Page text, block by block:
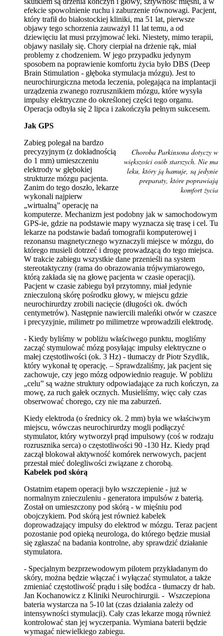
efekcie spowolnienie ruchu i zaburzenie równowagi. Pacjent,
który trafił do białostockiej kliniki, ma 51 lat, pierwsze
objawy tego schorzenia zauważył 11 lat temu, a od
dziewięciu lat musi przyjmować leki. Niestety, mimo terapii,
objawy nasilały się. Chory cierpiał na drżenie rąk, miał
problemy z chodzeniem. W jego przypadku jedynym
sposobem na poprawienie komfortu życia było DBS (Deep
Brain Stimulation - głęboka stymulacja mózgu). Jest to
neurochirurgiczna metoda leczenia, polegająca na implantacji
urządzenia zwanego rozrusznikiem mózgu, które wysyła
impulsy elektryczne do określonej części tego organu.
Operacja odbyła się 2 lipca i zakończyła pełnym sukcesem.
Jak GPS
Choroba Parkinsona dotyczy w
większości osób starszych. Nie ma
leku, który ją hamuje, są jedynie
preparaty, które poprawiają
komfort życia
Zabieg polegał na bardzo
precyzyjnym (z dokładnością
do 1 mm) umieszczeniu
elektrody w głębokiej
strukturze mózgu pacjenta.
Zanim do tego doszło, lekarze
wykonali najpierw
„wirtualną” operację na
komputerze. Mechanizm jest podobny jak w samochodowym
GPS-ie, gdzie na podstawie mapy wyznacza się trasę i cel. Tu
lekarze na podstawie badań tomografii komputerowej i
rezonansu magnetycznego wyznaczyli miejsce w mózgu, do
którego musieli dotrzeć i drogę prowadzącą do tego miejsca.
W trakcie zabiegu wszystkie dane przenieśli na system
stereotaktyczny (rama do obrazowania trójwymiarowego,
którą zakłada się na głowę pacjenta w czasie operacji).
Pacjent w czasie zabiegu był przytomny, miał jedynie
znieczuloną skórę pośrodku głowy, w miejscu gdzie
neurochirurdzy zrobili nacięcie (długości ok. dwóch
centymetrów). Następnie nawiercili maleńki otwór w czaszce
i precyzyjnie, milimetr po milimetrze wprowadzili elektrodę.
- Kiedy byliśmy w pobliżu właściwego punktu, mogliśmy
zacząć stymulować mózg posyłając impulsy elektryczne o
małej częstotliwości (ok. 3 Hz) - tłumaczy dr Piotr Szydlik,
który wykonał tę operację. – Sprawdzaliśmy, jak pacjent się
zachowuje, czy jego mózg odpowiednio reaguje. W pobliżu
„celu” są ważne struktury odpowiadające za ruch kończyn, za
mowę, za ruch gałek ocznych. Musieliśmy, więc cały czas
obserwować chorego, czy nie ma zaburzeń.
Kiedy elektroda (o średnicy ok. 2 mm) była we właściwym
miejscu, wówczas neurochirurdzy mogli podłączyć
stymulator, który wytworzył prąd impulsowy (coś w rodzaju
rozrusznika serca) o częstotliwości 90 -130 Hz. Kiedy prąd
zaczął blokował aktywność komórek nerwowych, pacjent
przestał mieć dolegliwości związane z chorobą.
Kabelek pod skórą
Ostatnim etapem operacji było wszczepienie - już w
normalnym znieczuleniu - generatora impulsów z baterią.
Został on umieszczony pod skórą - w mięśniu pod
obojczykiem. Pod skórą jest również kabelek
doprowadzający impulsy do elektrod w mózgu. Teraz pacjent
pozostanie pod opieką neurologa, do którego będzie musiał
się zgłaszać na badania kontrolne, aby sprawdzić działanie
stymulatora.
- Specjalnym bezprzewodowym pilotem przykładanym do
skóry, można będzie włączać i wyłączać stymulator, a także
zmieniać częstotliwość prądu i siłę bodźca - tłumaczy dr hab.
Jan Kochanowicz z Kliniki Neurochirurgii. - Wszczepiona
bateria wystarcza na 5-10 lat (czas działania zależy od
intensywności stymulacji). Cały czas lekarze mogą również
kontrolować stan jej wyczerpania. Wymiana baterii będzie
wymagać niewielkiego zabiegu.